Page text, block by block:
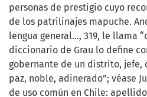
personas de prestigio cuyo
de los patrilinajes mapuche.
lengua general…, 319, le llama
diccionario de Grau lo define
gobernante de un distrito, jefe,
paz, noble, adinerado”; véase
de uso común en Chile: